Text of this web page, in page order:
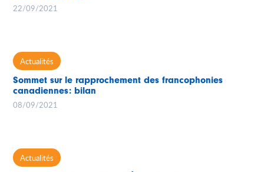
22/09/2021
Actualités
Sommet sur le rapprochement des francophonies
canadiennes: bilan
08/09/2021
Actualités